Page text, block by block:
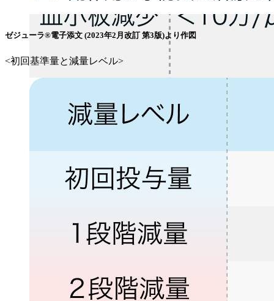
ゼジューラ®電子添文 (2023年2月改訂 第3版)より作図
<初回基準量と減量レベル>